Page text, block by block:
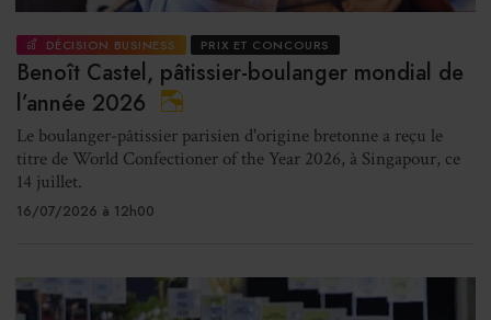
DÉCISION BUSINESS PRIX ET CONCOURS
Benoît Castel, pâtissier-boulanger mondial de
l’année 2026
Le boulanger-pâtissier parisien d'origine bretonne a reçu le
titre de World Confectioner of the Year 2026, à Singapour, ce
14 juillet.
16/07/2026 à 12h00